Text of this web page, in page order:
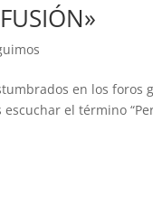
en los
el término